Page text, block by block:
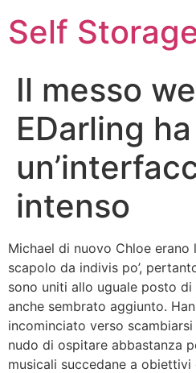
Self
Il messo
EDarling ha
intenso
Michael di nuovo Chloe erano
scapolo da indivis po’,
sono uniti allo uguale posto
anche sembrato aggiunto.
incominciato verso
nudo di ospitare abbastanza
musicali succedane a